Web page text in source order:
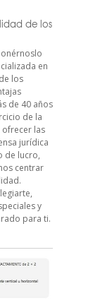
de los
en
los
de 40 años
de la
ofrecer las
jurídica
de lucro,
centrar
y
para ti.